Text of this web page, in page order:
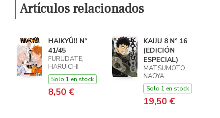
Artículos relacionados
HAIKYÛ!! Nº
41/45
FURUDATE,
HARUICHI
Solo 1 en stock
8,50 €
KAIJU 8 Nº 16
(EDICIÓN
ESPECIAL)
MATSUMOTO,
NAOYA
Solo 1 en stock
19,50 €